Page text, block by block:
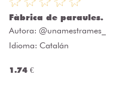
Fàbrica de paraules.
Autora: @unamestrames_
Idioma: Catalán
1.74 €